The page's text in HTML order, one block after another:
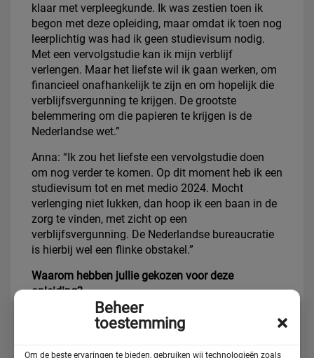
Beheer
toestemming
Om de beste ervaringen te bieden, gebruiken wij technologieën zoals
klaar met verpleegkunde. Ik was zestien toen ik
begon met deze opleiding, maar omdat ik toen nog
leerplichtig was had ik geen studievisum nodig.
Met een vervolgstudie kan ik mijn verblijf
verlengen. Maar het liefste wil ik gaan werken, om
financieel onafhankelijk te zijn en om hopelijk die
verblijfsvergunning te krijgen. De grootste
belemmering om die papieren te krijgen is de
Nederlandse wet.”
Anna: “Ik zou het liefste een vervolgstudie doen
om nog verder te komen. Op dit moment heb ik een
studievisum tot en met medio 2024. Mocht
verlenging niet lukken, dan hoop ik een baan in de
zorg te vinden, met zicht op een
verblijfsvergunning. De Nederlandse bureaucratie
is hierbij wel een flinke obstakel.”
Waarom hebben jullie gekozen voor deze
opleiding?
Anna: “Van jongsaf aan vind ik het fijn om voor
anderen te zorgen. En daarnaast was de gedachte